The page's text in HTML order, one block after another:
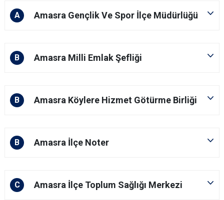
A Amasra Gençlik Ve Spor İlçe Müdürlüğü
B Amasra Milli Emlak Şefliği
B Amasra Köylere Hizmet Götürme Birliği
B Amasra İlçe Noter
C Amasra İlçe Toplum Sağlığı Merkezi